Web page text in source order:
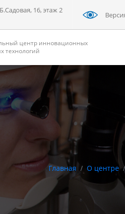
16, этаж 2
центр инновационных
технологий
Главная О центре